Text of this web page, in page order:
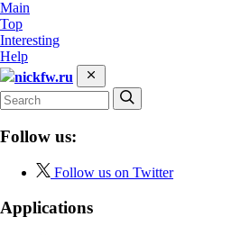
Main
Top
Interesting
Help
nickfw.ru
Follow us:
Follow us on Twitter
Applications